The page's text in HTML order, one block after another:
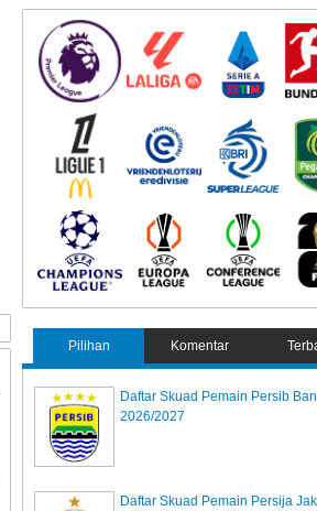
Pilihan Komentar
Daftar Skuad Pemain Persib
2026/2027
Daftar Skuad Pemain Persija